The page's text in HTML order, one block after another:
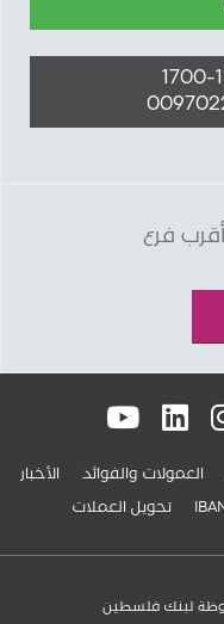
فرع
العمولات والفوائد الأخبار
تحويل العملات